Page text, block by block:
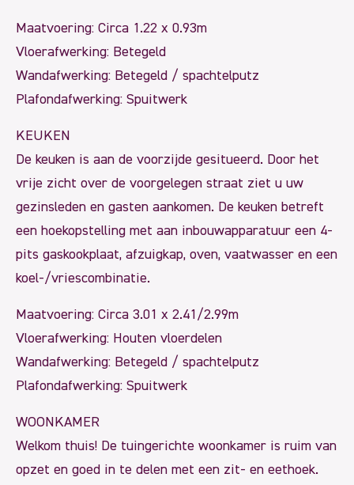
Maatvoering: Circa 1.22 x 0.93m
Vloerafwerking: Betegeld
Wandafwerking: Betegeld / spachtelputz
Plafondafwerking: Spuitwerk
KEUKEN
De keuken is aan de voorzijde gesitueerd. Door het
vrije zicht over de voorgelegen straat ziet u uw
gezinsleden en gasten aankomen. De keuken betreft
een hoekopstelling met aan inbouwapparatuur een 4-
pits gaskookplaat, afzuigkap, oven, vaatwasser en een
koel-/vriescombinatie.
Maatvoering: Circa 3.01 x 2.41/2.99m
Vloerafwerking: Houten vloerdelen
Wandafwerking: Betegeld / spachtelputz
Plafondafwerking: Spuitwerk
WOONKAMER
Welkom thuis! De tuingerichte woonkamer is ruim van
opzet en goed in te delen met een zit- en eethoek.